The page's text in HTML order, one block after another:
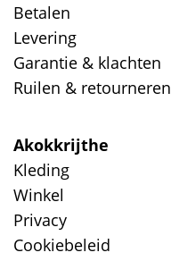
Betalen
Levering
Garantie & klachten
Ruilen & retourneren
Akokkrijthe
Kleding
Winkel
Privacy
Cookiebeleid